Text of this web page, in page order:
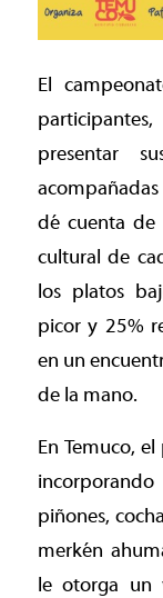
El
presentar
dé cuenta de
cultural de
los platos
picor y 25%
en un
de la mano.
En Temuco,
piñones,
merkén
le otorga un